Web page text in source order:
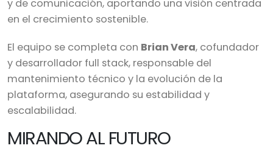
y de comunicación, aportando una visión centrada
en el crecimiento sostenible.
El equipo se completa con Brian Vera, cofundador
y desarrollador full stack, responsable del
mantenimiento técnico y la evolución de la
plataforma, asegurando su estabilidad y
escalabilidad.
MIRANDO AL FUTURO